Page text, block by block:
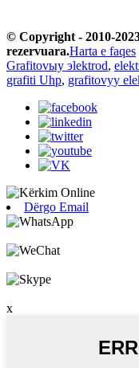
© Copyright - 2010-
rezervuara.Harta e faqes
Grafitovыy эlektrod,
grafiti Uhp, grafitovyy
Dërgo Email
x